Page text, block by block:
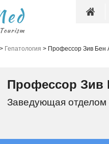
> Гепатология > Профессор Зив Бен
Профессор Зив
Заведующая отделом